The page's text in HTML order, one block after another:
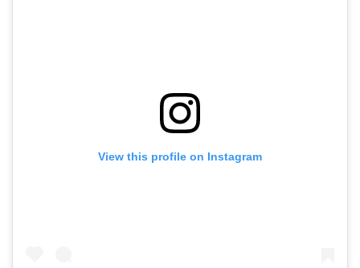
View this profile on Instagram